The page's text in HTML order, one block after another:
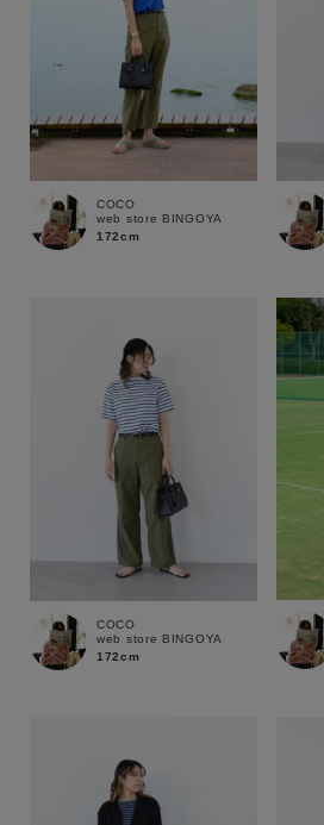
COCO
web store BINGOYA
172cm
COCO
web store BINGOYA
172cm